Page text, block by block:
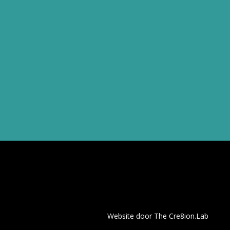
Website door The Cre8ion.Lab